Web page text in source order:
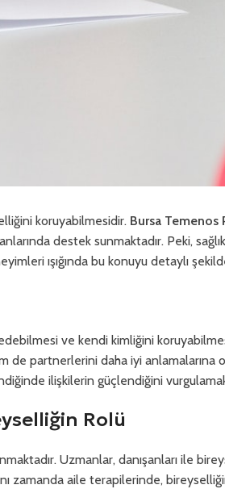
koruyabilmesidir. Bursa Temenos
destek sunmaktadır. Peki,
ışığında bu konuyu detaylı
ve kendi kimliğini
de partnerlerini daha iyi anlamalarına
ilişkilerin güçlendiğini
Rolü
Uzmanlar, danışanları ile
zamanda aile terapilerinde,